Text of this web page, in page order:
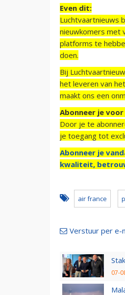
Even dit:
Luchtvaartnieuws
nieuwkomers met
platforms te
doen.
Bij
het leveren van
maakt ons een
Abonneer je
Door je te
je toegang tot
Abonneer je
kwaliteit,
air france
Verstuur per e-
07-